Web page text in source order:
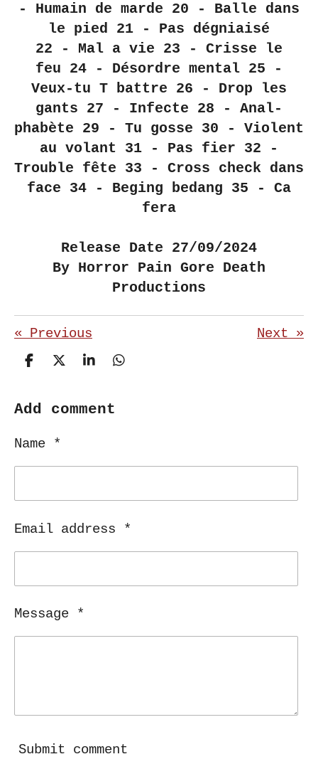
- Humain de marde 20 - Balle dans
le pied 21 - Pas dégniaisé
22 - Mal a vie 23 - Crisse le
feu 24 - Désordre mental 25 -
Veux-tu T battre 26 - Drop les
gants 27 - Infecte 28 - Anal-
phabète 29 - Tu gosse 30 - Violent
au volant 31 - Pas fier 32 -
Trouble fête 33 - Cross check dans
face 34 - Beging bedang 35 - Ca
fera
Release Date 27/09/2024
By Horror Pain Gore Death
Productions
« Previous Next »
S
r
S
r
S
r
S
Add comment
Name *
Email address *
Message *
Submit comment